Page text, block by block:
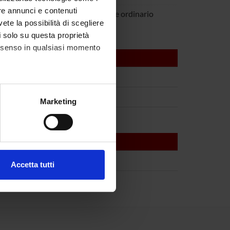
annunci e contenuti
la possibilità di scegliere
su questa proprietà
in qualsiasi momento
metro,Marketing
Accetta tutti
Professore ordinario